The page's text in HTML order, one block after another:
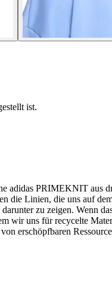
ist.
adidas PRIMEKNIT
die Linien, die uns auf
zu zeigen. Wenn
wir uns für recycelte
erschöpfbaren